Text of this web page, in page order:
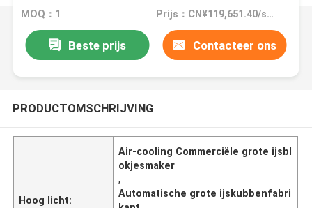
MOQ：1 Prijs：CN¥119,651.40/sets 1-2 sets
Beste prijs Contacteer ons
PRODUCTOMSCHRIJVING
Hoog licht:
Air-cooling Commerciële grote ijsbl
okjesmaker
,
Automatische grote ijskubbenfabri